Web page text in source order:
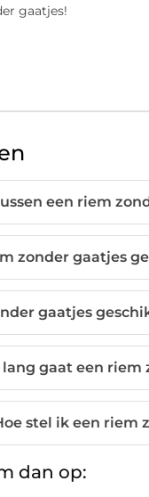
gaatjes!
een riem
zonder gaatjes
gaatjes
lang gaat een riem
stel ik een riem
dan op: